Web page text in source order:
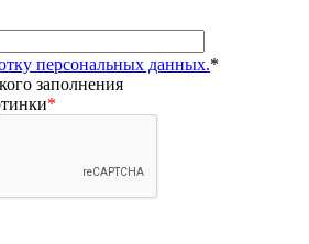
персональных данных.*
заполнения
*